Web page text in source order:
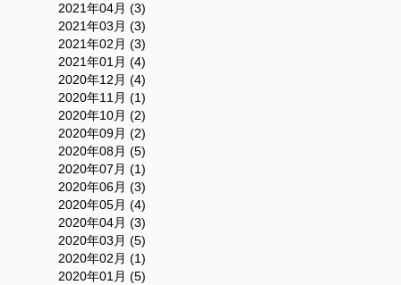
2021年04月 (3)
2021年03月 (3)
2021年02月 (3)
2021年01月 (4)
2020年12月 (4)
2020年11月 (1)
2020年10月 (2)
2020年09月 (2)
2020年08月 (5)
2020年07月 (1)
2020年06月 (3)
2020年05月 (4)
2020年04月 (3)
2020年03月 (5)
2020年02月 (1)
2020年01月 (5)